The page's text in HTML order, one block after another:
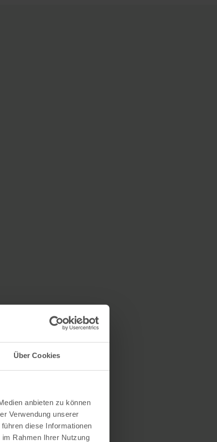
Über Cookies
anbieten zu können
Verwendung unserer
diese Informationen
Rahmen Ihrer Nutzung